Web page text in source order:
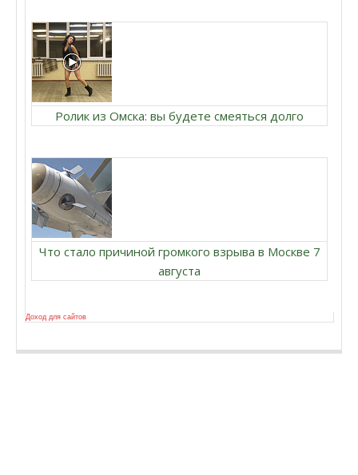
Ролик из Омска: вы будете смеяться долго
Что стало причиной громкого взрыва в Москве 7
августа
Доход для сайтов